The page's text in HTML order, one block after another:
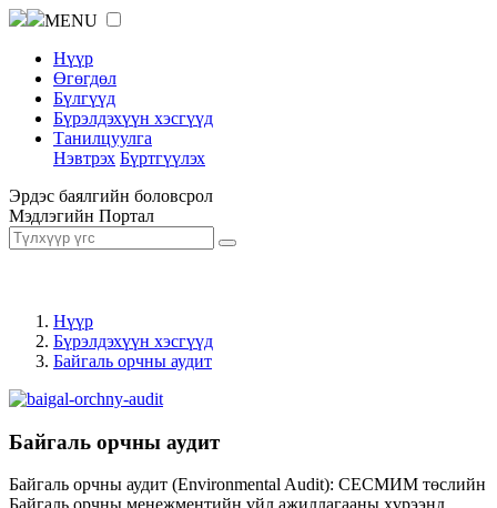
MENU
Нүүр
Өгөгдөл
Бүлгүүд
Бүрэлдэхүүн хэсгүүд
Танилцуулга
Нэвтрэх Бүртгүүлэх
Эрдэс баялгийн боловсрол
Мэдлэгийн Портал
Нүүр
Бүрэлдэхүүн хэсгүүд
Байгаль орчны аудит
Байгаль орчны аудит
Байгаль орчны аудит (Environmental Audit): СЕСМИМ төслийн